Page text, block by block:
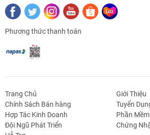
Định
Tải
Linh Kiện Siết -
Nối
Hướng dẫn sử dụng – sơ đồ đấu nối
Tài liệu – Video tham khảo:
Catalog MCB LS 2P 10A
Phương thức thanh toán
Trang Chủ
Giới Thiệu
Chính Sách Bán hàng
Tuyển
Hợp Tác Kinh Doanh
Phần
Đội Ngũ Phát Triển
Chứng